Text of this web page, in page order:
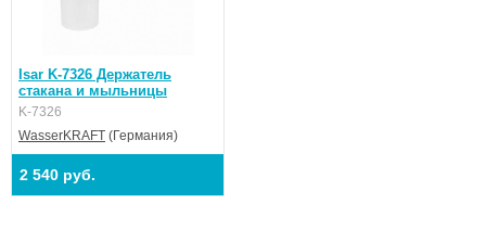
Isar K-7326 Держатель
стакана и мыльницы
K-7326
WasserKRAFT (Германия)
2 540 руб.